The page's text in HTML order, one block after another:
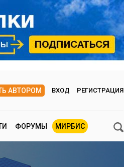
АВТОРОМ ВХОД РЕГИСТРАЦИЯ
ФОРУМЫ МИРБИС